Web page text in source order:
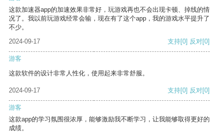
这款加速器app的加速效果非常好，玩游戏再也不会出现卡顿、掉线的情
况了。我以前玩游戏经常会输，现在有了这个app，我的游戏水平提升了
不少。
2024-09-17
支持[0] 反对[0]
游客
这款软件的设计非常人性化，使用起来非常舒服。
2024-09-17 支持[0] 反对[0]
游客
这款app的学习氛围很浓厚，能够激励我不断学习，让我能够取得更好的
成绩。